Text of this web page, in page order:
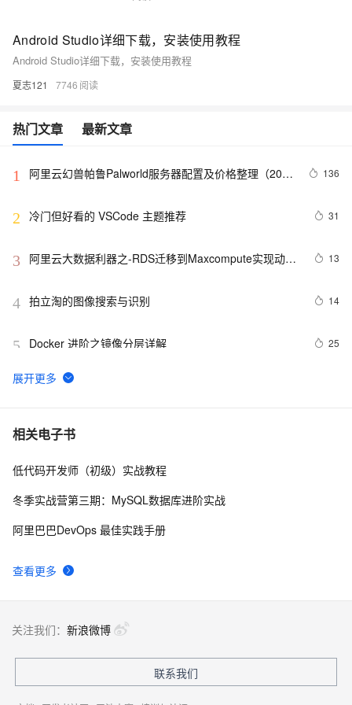
Android Studio详细下载，安装使用教程
Android Studio详细下载，安装使用教程
夏志121 7746
热门文章 最新文章
1
阿里云幻兽帕鲁Palworld服务器配置及价格整理（2024
136
2 冷门但好看的 VSCode 主题推荐 31
3
阿里云大数据利器之-RDS迁移到Maxcompute实现动态
13
4 拍立淘的图像搜索与识别 14
5 Docker 进阶之镜像分层详解 25
6 GET 请求和 POST 请求的安全性有何区别？
7 hdu 3015 Disharmony Trees
8 perl--CGI编程之Apache服务器安装配置
相关电子书
查看更多
低代码开发师（初级）实战教程
冬季实战营第三期：MySQL数据库进阶实战
阿里巴巴DevOps 最佳实践手册
关注我们： 新浪微博
联系我们